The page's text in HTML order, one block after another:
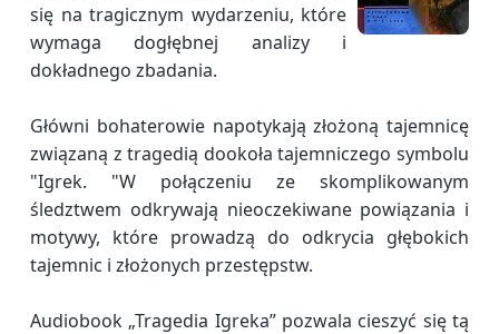
się na tragicznym wydarzeniu, które
wymaga dogłębnej analizy i
dokładnego zbadania.
Główni bohaterowie napotykają złożoną tajemnicę
związaną z tragedią dookoła tajemniczego symbolu
"Igrek. "W połączeniu ze skomplikowanym
śledztwem odkrywają nieoczekiwane powiązania i
motywy, które prowadzą do odkrycia głębokich
tajemnic i złożonych przestępstw.
Audiobook „Tragedia Igreka” pozwala cieszyć się tą